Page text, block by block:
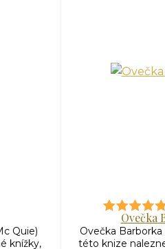
Quie)
knížky,
Ovečka
Ovečka
této knize